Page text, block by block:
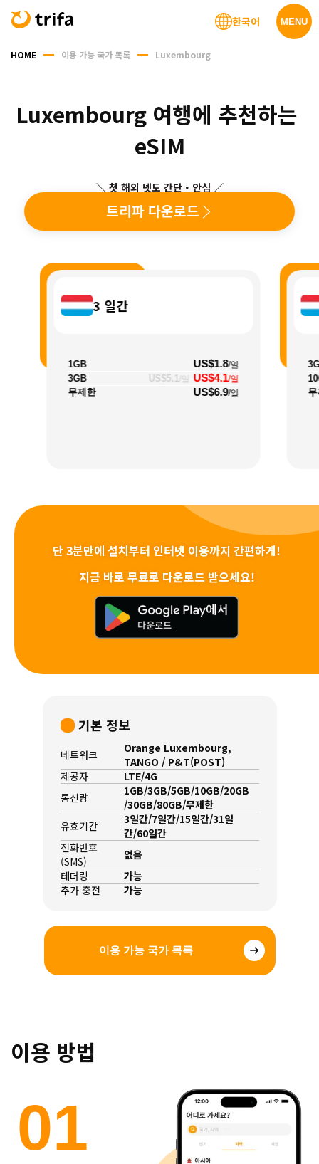
MENU
한국어
HOME 이용 가능 국가 목록 Luxembourg
Luxembourg 여행에 추천하는
eSIM
＼ 첫 해외 넷도 간단・안심 ／
트리파 다운로드
3 일간
1GB US$1.8/일
3GB US$5.1/일 US$4.1/일
무제한 US$6.9/일
단 3분만에 설치부터 인터넷 이용까지 간편하게!
지금 바로 무료로 다운로드 받으세요!
기본 정보
네트워크
Orange Luxembourg,
TANGO / P&T(POST)
제공자
LTE/4G
통신량
1GB/3GB/5GB/10GB/20GB
/30GB/80GB/무제한
유효기간
3일간/7일간/15일간/31일
간/60일간
전화번호
(SMS)
없음
테더링
가능
추가 충전
가능
이용 가능 국가 목록
이용 방법
01